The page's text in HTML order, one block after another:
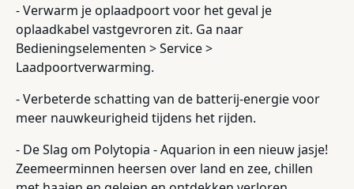
- Verwarm je oplaadpoort voor het geval je
oplaadkabel vastgevroren zit. Ga naar
Bedieningselementen > Service >
Laadpoortverwarming.
- Verbeterde schatting van de batterij-energie voor
meer nauwkeurigheid tijdens het rijden.
- De Slag om Polytopia - Aquarion in een nieuw jasje!
Zeemeerminnen heersen over land en zee, chillen